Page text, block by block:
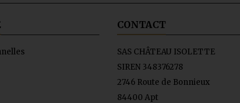
CONTACT
SAS CHÂTEAU ISOLETTE
SIREN 348376278
2746 Route de Bonnieux
84400 Apt